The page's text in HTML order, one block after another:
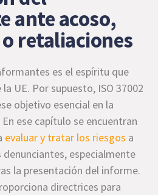
ante acoso,
retaliaciones
es el espíritu que
UE. Por supuesto, ISO 37002
objetivo esencial en la
ese capítulo se encuentran
evaluar y tratar los riesgos a
denunciantes, especialmente
la presentación del informe.
directrices para